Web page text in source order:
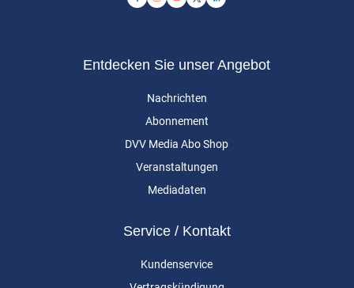
Entdecken Sie unser Angebot
Nachrichten
Abonnement
DVV Media Abo Shop
Veranstaltungen
Mediadaten
Service / Kontakt
Kundenservice